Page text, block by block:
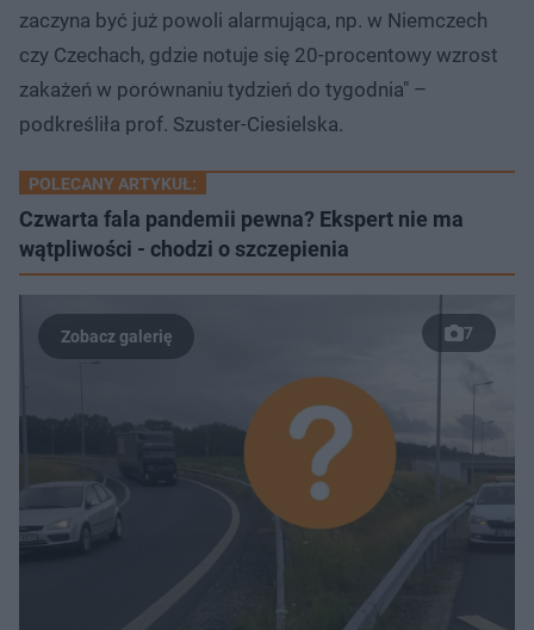
zaczyna być już powoli alarmująca, np. w Niemczech
czy Czechach, gdzie notuje się 20-procentowy wzrost
zakażeń w porównaniu tydzień do tygodnia" –
podkreśliła prof. Szuster-Ciesielska.
POLECANY ARTYKUŁ:
Czwarta fala pandemii pewna? Ekspert nie ma
wątpliwości - chodzi o szczepienia
7